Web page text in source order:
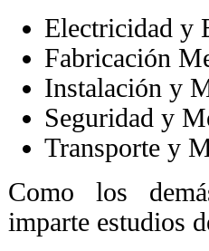
Electricidad y
Fabricación
Instalación y
Seguridad y
Transporte y
Como los
imparte estudios